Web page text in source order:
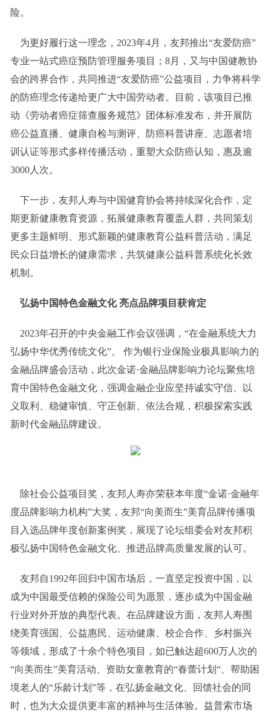
险。
为更好履行这一理念，2023年4月，友邦推出“友爱防癌”
专业一站式癌症预防管理服务项目；8月，又与中国健教协
会的跨界合作，共同推进“友爱防癌”公益项目，力争将科学
的防癌理念传递给更广大中国劳动者。目前，该项目已推
动《劳动者癌症筛查服务规范》团体标准发布，并开展防
癌公益直播、健康自检与测评、防癌科普讲座、志愿者培
训认证等形式多样传播活动，重塑大众防癌认知，惠及逾
3000人次。
下一步，友邦人寿与中国健育协会将持续深化合作，定
期更新健康教育资源，拓展健康教育覆盖人群，共同策划
更多主题鲜明、形式新颖的健康教育公益科普活动，满足
民众日益增长的健康需求，共筑健康公益科普系统化长效
机制。
弘扬中国特色金融文化 亮点品牌项目 获肯定
2023年召开的中央金融工作会议强调，“在金融系统大力
弘扬中华优秀传统文化”。 作为银行业保险业极具影响力的
金融品牌盛会活动，此次金诺·金融品牌影响力论坛聚焦培
育中国特色金融文化，强调金融企业应坚持诚实守信、以
义取利、稳健审慎、守正创新、依法合规，积极探索实践
新时代金融品牌建设。
除社会公益项目奖，友邦人寿亦荣获本年度“金诺·金融年
度品牌影响力机构”大奖，友邦“向美而生”美育品牌传播项
目入选品牌年度创新案例奖，展现了论坛组委会对友邦积
极弘扬中国特色金融文化、推进品牌高质量发展的认可。
友邦自1992年回归中国市场后，一直坚定投资中国，以
成为中国最受信赖的保险公司为愿景，逐步成为中国金融
行业对外开放的典型代表。在品牌建设方面，友邦人寿围
绕美育强国、公益惠民、运动健康、校企合作、乡村振兴
等领域，形成了十余个特色项目，如已触达超600万人次的
“向美而生”美育活动、资助女童教育的“春蕾计划“、帮助困
境老人的“乐龄计划”等，在弘扬金融文化、回馈社会的同
时，也为大众提供更丰富的精神与生活体验。益普索市场